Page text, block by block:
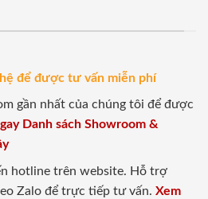
để được tư vấn miễn phí
gần nhất của chúng tôi để được
Danh sách Showroom &
hotline trên website. Hỗ trợ
Zalo để trực tiếp tư vấn. Xem